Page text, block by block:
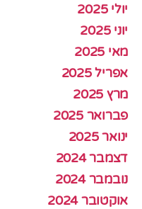
יולי 2025
יוני 2025
מאי 2025
אפריל 2025
מרץ 2025
פברואר 2025
ינואר 2025
דצמבר 2024
נובמבר 2024
אוקטובר 2024